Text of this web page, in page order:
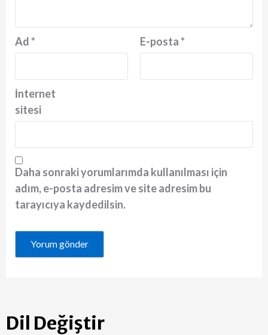
Ad* E-posta*
İnternet
sitesi
Daha sonraki yorumlarımda kullanılması için
adım, e-posta adresim ve site adresim bu
tarayıcıya kaydedilsin.
Dil Değiştir